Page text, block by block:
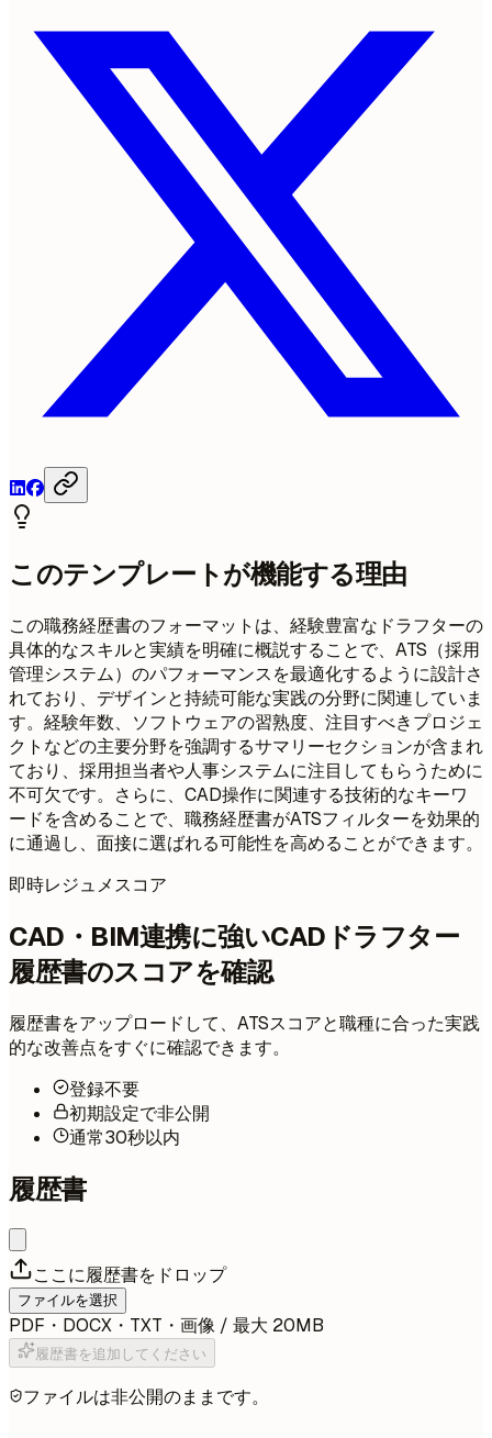
このテンプレートが機能する理由
この職務経歴書のフォーマットは、経験豊富なドラフターの
具体的なスキルと実績を明確に概説することで、ATS（採用
管理システム）のパフォーマンスを最適化するように設計さ
れており、デザインと持続可能な実践の分野に関連していま
す。経験年数、ソフトウェアの習熟度、注目すべきプロジェ
クトなどの主要分野を強調するサマリーセクションが含まれ
ており、採用担当者や人事システムに注目してもらうために
不可欠です。さらに、CAD操作に関連する技術的なキーワ
ードを含めることで、職務経歴書がATSフィルターを効果的
に通過し、面接に選ばれる可能性を高めることができます。
即時レジュメスコア
CAD・BIM連携に強いCADドラフター
履歴書のスコアを確認
履歴書をアップロードして、ATSスコアと職種に合った実践
的な改善点をすぐに確認できます。
登録不要
初期設定で非公開
通常30秒以内
履歴書
ここに履歴書をドロップ
ファイルを選択
PDF・DOCX・TXT・画像 / 最大 20MB
履歴書を追加してください
ファイルは非公開のままです。